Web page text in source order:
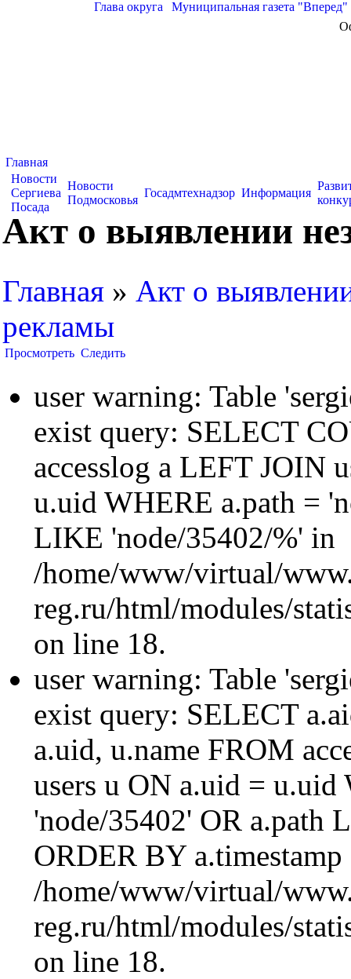
Глава округа Муниципальная газета "Вперед"
Главная
Новости
Сергиева
Посада
Новости
Подмосковья
Госадмтехнадзор Информация
Акт о выявлении
Главная » Акт о
рекламы
Просмотреть Следить
user warning: Table
exist query: SELECT
accesslog a LEFT JOIN
u.uid WHERE a.path =
LIKE 'node/35402/%' in
/home/www/virtual/
reg.ru/html/modules/
on line 18.
user warning: Table
exist query: SELECT
a.uid, u.name FROM
users u ON a.uid = u.uid
'node/35402' OR a.path
ORDER BY
/home/www/virtual/
reg.ru/html/modules/
on line 18.